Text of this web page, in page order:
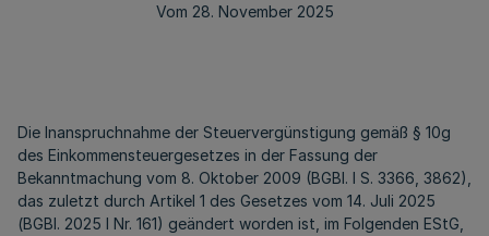
Vom 28. November 2025
Die Inanspruchnahme der Steuervergünstigung gemäß § 10g
des Einkommensteuergesetzes in der Fassung der
Bekanntmachung vom 8. Oktober 2009 (BGBl. I S. 3366, 3862),
das zuletzt durch Artikel 1 des Gesetzes vom 14. Juli 2025
(BGBl. 2025 I Nr. 161) geändert worden ist, im Folgenden EStG,